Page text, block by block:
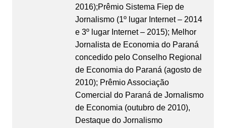
2016);Prêmio Sistema Fiep de
Jornalismo (1º lugar Internet – 2014
e 3º lugar Internet – 2015); Melhor
Jornalista de Economia do Paraná
concedido pelo Conselho Regional
de Economia do Paraná (agosto de
2010); Prêmio Associação
Comercial do Paraná de Jornalismo
de Economia (outubro de 2010),
Destaque do Jornalismo